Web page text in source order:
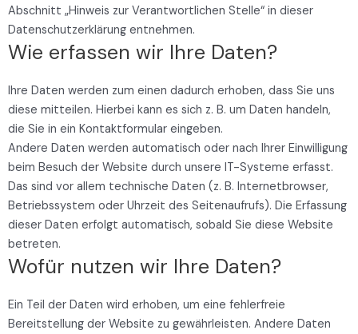
Abschnitt „Hinweis zur Verantwortlichen Stelle“ in dieser
Datenschutzerklärung entnehmen.
Wie erfassen wir Ihre Daten?
Ihre Daten werden zum einen dadurch erhoben, dass Sie uns
diese mitteilen. Hierbei kann es sich z. B. um Daten handeln,
die Sie in ein Kontaktformular eingeben.
Andere Daten werden automatisch oder nach Ihrer Einwilligung
beim Besuch der Website durch unsere IT-Systeme erfasst.
Das sind vor allem technische Daten (z. B. Internetbrowser,
Betriebssystem oder Uhrzeit des Seitenaufrufs). Die Erfassung
dieser Daten erfolgt automatisch, sobald Sie diese Website
betreten.
Wofür nutzen wir Ihre Daten?
Ein Teil der Daten wird erhoben, um eine fehlerfreie
Bereitstellung der Website zu gewährleisten. Andere Daten